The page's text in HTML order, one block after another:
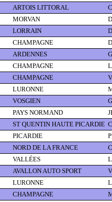
ARTOIS LITTORAL
MORVAN
LORRAIN
CHAMPAGNE
ARDENNES
CHAMPAGNE
CHAMPAGNE
LURONNE
VOSGIEN
PAYS NORMAND
ST QUENTIN HAUTE PICARDIE
PICARDIE
NORD DE LA FRANCE
VALLÉES
AVALLON AUTO SPORT
LURONNE
CHAMPAGNE